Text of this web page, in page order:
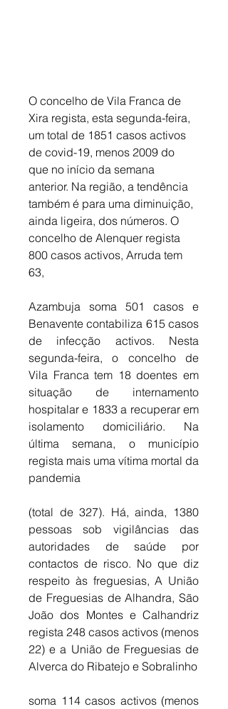
O concelho de Vila Franca de
Xira regista, esta segunda-feira,
um total de 1851 casos activos
de covid-19, menos 2009 do
que no início da semana
anterior. Na região, a tendência
também é para uma diminuição,
ainda ligeira, dos números. O
concelho de Alenquer regista
800 casos activos, Arruda tem
63,
Azambuja soma 501 casos e
Benavente contabiliza 615 casos
de infecção activos. Nesta
segunda-feira, o concelho de
Vila Franca tem 18 doentes em
situação de internamento
hospitalar e 1833 a recuperar em
isolamento domiciliário. Na
última semana, o município
regista mais uma vítima mortal da
pandemia
(total de 327). Há, ainda, 1380
pessoas sob vigilâncias das
autoridades de saúde por
contactos de risco. No que diz
respeito às freguesias, A União
de Freguesias de Alhandra, São
João dos Montes e Calhandriz
regista 248 casos activos (menos
22) e a União de Freguesias de
soma 114 casos activos (menos